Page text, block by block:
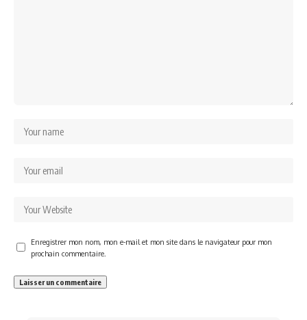
Enregistrer mon nom, mon e-mail et mon site dans le navigateur pour mon
prochain commentaire.